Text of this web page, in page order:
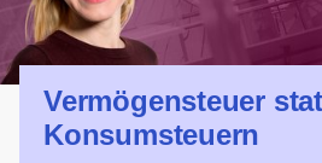
Vermögensteuer
Konsumsteuern